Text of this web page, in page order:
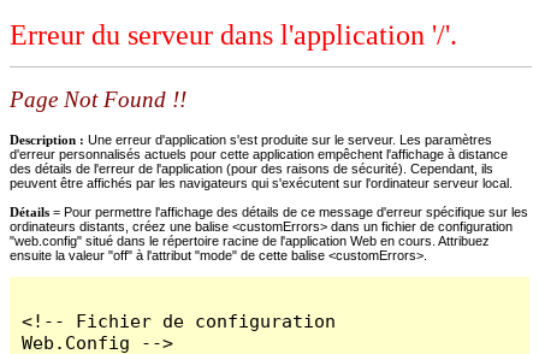
Erreur du serveur dans l'application '/'.
Page Not Found !!
Description : Une erreur d'application s'est produite sur le serveur. Les paramètres
d'erreur personnalisés actuels pour cette application empêchent l'affichage à distance
des détails de l'erreur de l'application (pour des raisons de sécurité). Cependant, ils
peuvent être affichés par les navigateurs qui s'exécutent sur l'ordinateur serveur local.
Détails = Pour permettre l'affichage des détails de ce message d'erreur spécifique sur les
ordinateurs distants, créez une balise <customErrors> dans un fichier de configuration
"web.config" situé dans le répertoire racine de l'application Web en cours. Attribuez
ensuite la valeur "off" à l'attribut "mode" de cette balise <customErrors>.
<!-- Fichier de configuration
Web.Config -->